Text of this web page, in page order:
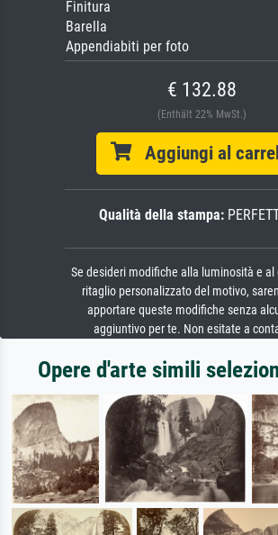
Finitura
Barella
Appendiabiti per foto
€ 132.88
(Enthält 22% MwSt.)
Aggiungi al
Qualità della stampa:
Se desideri modifiche alla luminosità e al
ritaglio personalizzato del motivo,
apportare queste modifiche senza
aggiuntivo per te. Non esitate a
Opere d'arte simili